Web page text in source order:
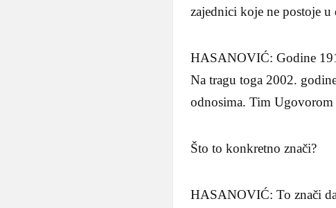
zajednici koje ne postoje u
HASANOVIĆ: Godine
Na tragu toga 2002.
odnosima. Tim Ugovorom
Što to konkretno znači?
HASANOVIĆ: To znači